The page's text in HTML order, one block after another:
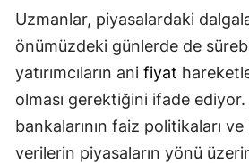
Uzmanlar, piyasalardaki
önümüzdeki günlerde de
yatırımcıların ani fiyat
olması gerektiğini ifade
bankalarının faiz politikaları
verilerin piyasaların yönü